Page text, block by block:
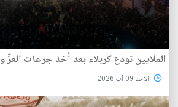
الملايين تودع كربلاء بعد أخذ جرعات العزّ
الأحد 09 آب 2026